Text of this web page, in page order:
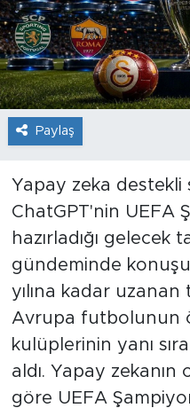
Paylaş
Yapay zeka destekli
ChatGPT'nin UEFA
hazırladığı gelecek
gündeminde
yılına kadar
Avrupa futbolunun
kulüplerinin yanı
aldı. Yapay
göre UEFA